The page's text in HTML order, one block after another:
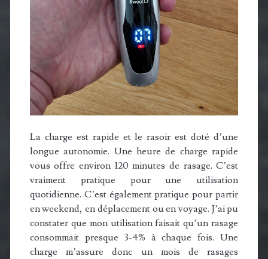
La charge est rapide et le rasoir est doté d’une
longue autonomie. Une heure de charge rapide
vous offre environ 120 minutes de rasage. C’est
vraiment pratique pour une utilisation
quotidienne. C’est également pratique pour partir
en weekend, en déplacement ou en voyage. J’ai pu
constater que mon utilisation faisait qu’un rasage
consommait presque 3-4% à chaque fois. Une
charge m’assure donc un mois de rasages